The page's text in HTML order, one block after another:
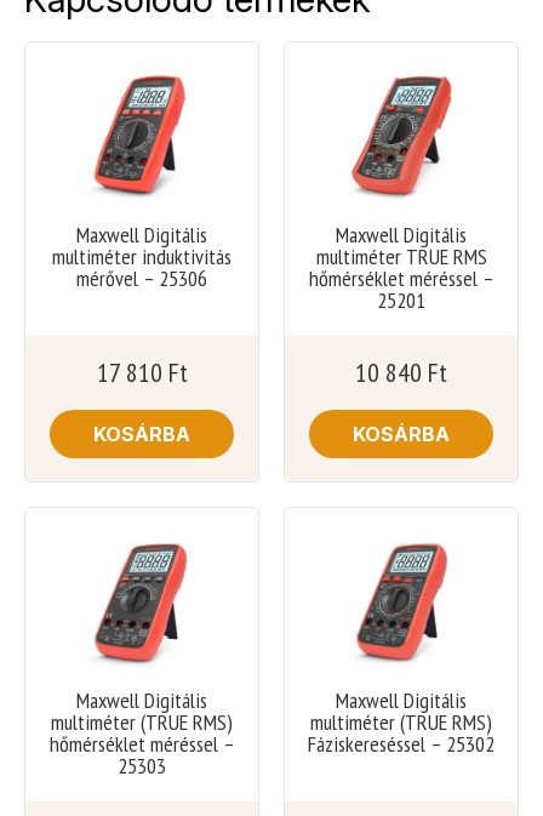
Maxwell Digitális
multiméter induktivitás
mérővel – 25306
17 810 Ft
KOSÁRBA
Maxwell Digitális
multiméter TRUE RMS
hőmérséklet méréssel –
25201
10 840 Ft
KOSÁRBA
Maxwell Digitális
multiméter (TRUE RMS)
hőmérséklet méréssel –
25303
Maxwell Digitális
multiméter (TRUE RMS)
Fáziskereséssel – 25302